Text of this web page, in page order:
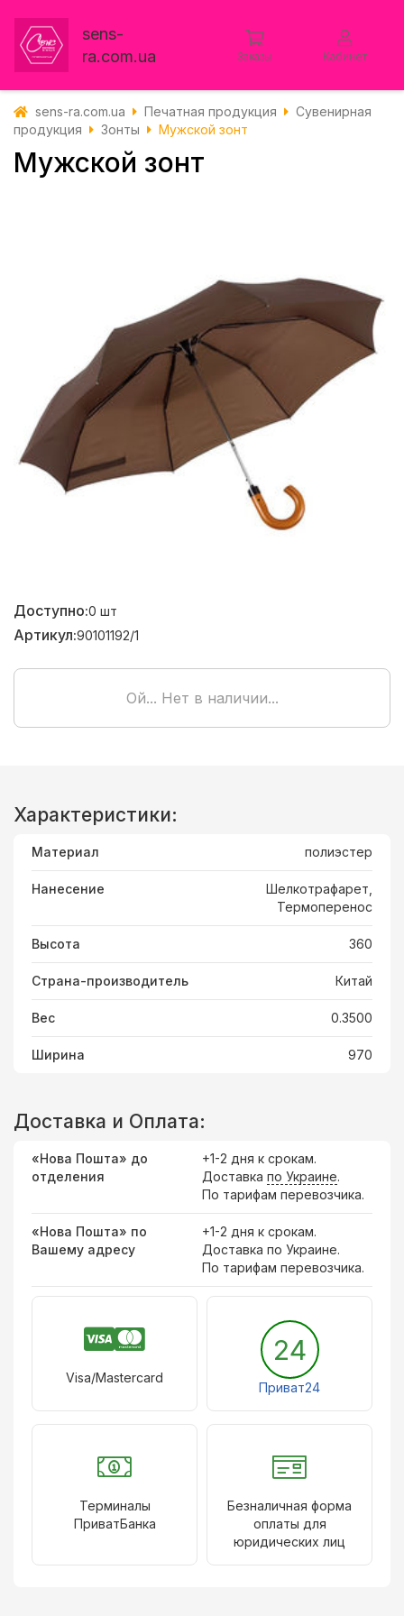
sens-
ra.com.ua
Заказы Кабинет
sens-ra.com.ua Печатная продукция
Сувенирная
продукция
Зонты Мужской зонт
Мужской зонт
Доступно:0 шт
Артикул:90101192/1
Ой... Нет в наличии...
Характеристики:
Материал полиэстер
Нанесение
Шелкотрафарет,
Термоперенос
Высота 360
Страна-производитель Китай
Вес 0.3500
Ширина 970
Доставка и Оплата:
«Нова Пошта» до
отделения
+1-2 дня к срокам.
Доставка по Украине.
По тарифам перевозчика.
«Нова Пошта» по
Вашему адресу
+1-2 дня к срокам.
Доставка по Украине.
По тарифам перевозчика.
Visa/Mastercard
24
Приват24
Терминалы
ПриватБанка
Безналичная форма
оплаты для
юридических лиц